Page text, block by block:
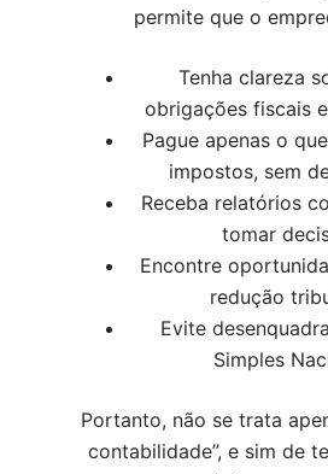
permite que o
Tenha clareza
obrigações fiscais
Pague apenas o
impostos, sem
Receba relatórios
tomar
Encontre
redução
Evite
Simples
Portanto, não se trata
contabilidade”, e sim de